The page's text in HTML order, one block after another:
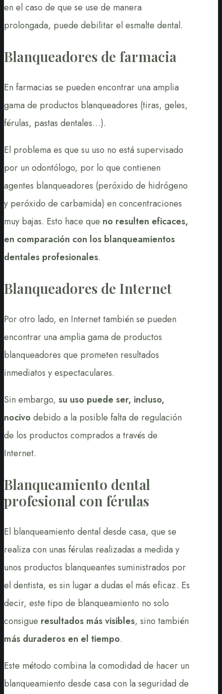
en el caso de que se use de manera
prolongada, puede debilitar el esmalte dental.
Blanqueadores de farmacia
En farmacias se pueden encontrar una amplia
gama de productos blanqueadores (tiras, geles,
férulas, pastas dentales…).
El problema es que su uso no está supervisado
por un odontólogo, por lo que contienen
agentes blanqueadores (peróxido de hidrógeno
y peróxido de carbamida) en concentraciones
muy bajas. Esto hace que no resulten eficaces,
en comparación con los blanqueamientos
dentales profesionales.
Blanqueadores de Internet
Por otro lado, en Internet también se pueden
encontrar una amplia gama de productos
blanqueadores que prometen resultados
inmediatos y espectaculares.
Sin embargo, su uso puede ser, incluso,
nocivo debido a la posible falta de regulación
de los productos comprados a través de
Internet.
Blanqueamiento dental
profesional con férulas
El blanqueamiento dental desde casa, que se
realiza con unas férulas realizadas a medida y
unos productos blanqueantes suministrados por
el dentista, es sin lugar a dudas el más eficaz. Es
decir, este tipo de blanqueamiento no solo
consigue resultados más visibles, sino también
más duraderos en el tiempo.
Este método combina la comodidad de hacer un
blanqueamiento desde casa con la seguridad de